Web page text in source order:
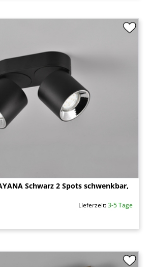
Schwarz 2 Spots schwenkbar,
Lieferzeit:3-5 Tage